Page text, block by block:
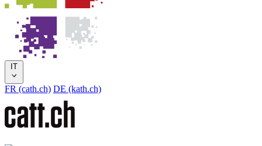
IT
FR (cath.ch) DE (kath.ch)